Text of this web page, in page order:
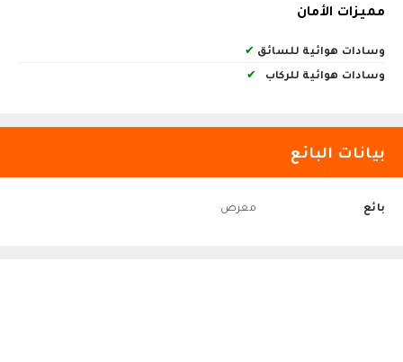
مميزات الأمان
وسادات هوائية للسائق ✔
وسادات هوائية للركاب
✔
بيانات البائع
بائع معرض